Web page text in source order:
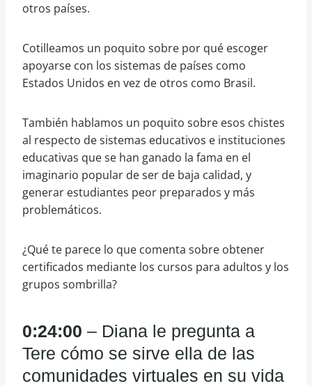
otros países.
Cotilleamos un poquito sobre por qué escoger
apoyarse con los sistemas de países como
Estados Unidos en vez de otros como Brasil.
También hablamos un poquito sobre esos chistes
al respecto de sistemas educativos e instituciones
educativas que se han ganado la fama en el
imaginario popular de ser de baja calidad, y
generar estudiantes peor preparados y más
problemáticos.
¿Qué te parece lo que comenta sobre obtener
certificados mediante los cursos para adultos y los
grupos sombrilla?
0:24:00 – Diana le pregunta a
Tere cómo se sirve ella de las
comunidades virtuales en su vida